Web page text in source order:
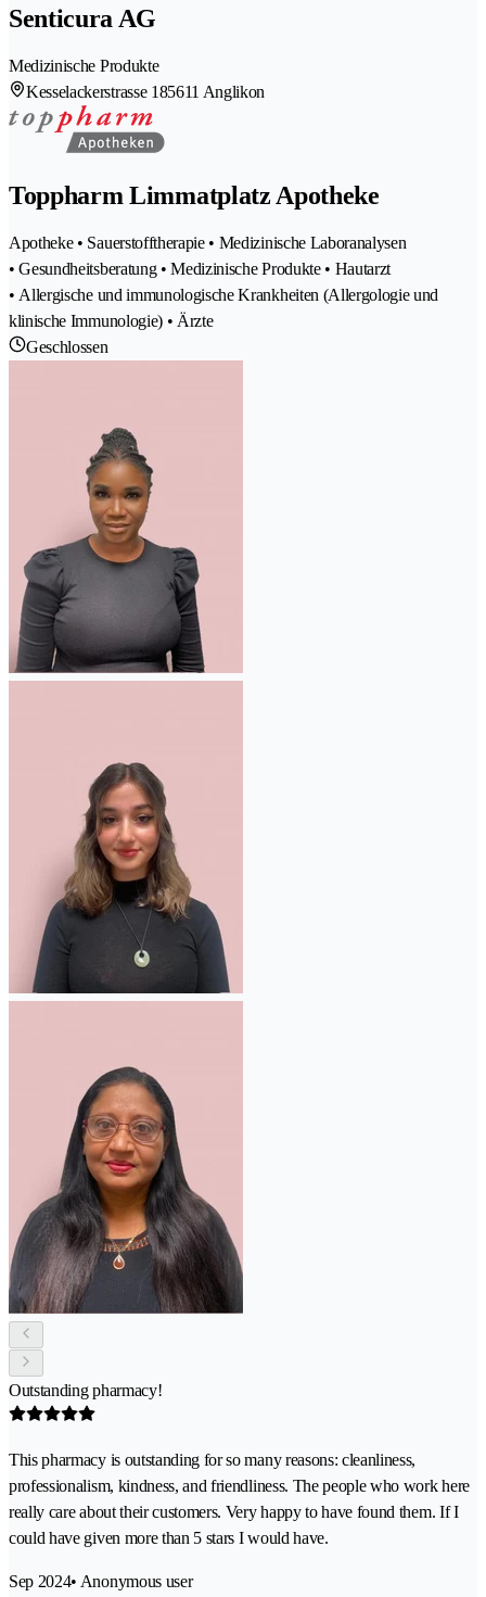
Senticura AG
Medizinische Produkte
Kesselackerstrasse 185611 Anglikon
Toppharm Limmatplatz Apotheke
Apotheke • Sauerstofftherapie • Medizinische Laboranalysen
• Gesundheitsberatung • Medizinische Produkte • Hautarzt
• Allergische und immunologische Krankheiten (Allergologie und
klinische Immunologie) • Ärzte
Geschlossen
Outstanding pharmacy!
This pharmacy is outstanding for so many reasons: cleanliness,
professionalism, kindness, and friendliness. The people who work here
really care about their customers. Very happy to have found them. If I
could have given more than 5 stars I would have.
Sep 2024• Anonymous user